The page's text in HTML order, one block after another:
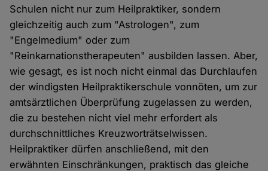
Schulen nicht nur zum Heilpraktiker, sondern
gleichzeitig auch zum "Astrologen", zum
"Engelmedium" oder zum
"Reinkarnationstherapeuten" ausbilden lassen. Aber,
wie gesagt, es ist noch nicht einmal das Durchlaufen
der windigsten Heilpraktikerschule vonnöten, um zur
amtsärztlichen Überprüfung zugelassen zu werden,
die zu bestehen nicht viel mehr erfordert als
durchschnittliches Kreuzworträtselwissen.
Heilpraktiker dürfen anschließend, mit den
erwähnten Einschränkungen, praktisch das gleiche